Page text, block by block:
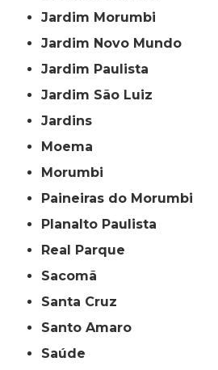
Jardim Morumbi
Jardim Novo Mundo
Jardim Paulista
Jardim São Luiz
Jardins
Moema
Morumbi
Paineiras do Morumbi
Planalto Paulista
Real Parque
Sacomã
Santa Cruz
Santo Amaro
Saúde